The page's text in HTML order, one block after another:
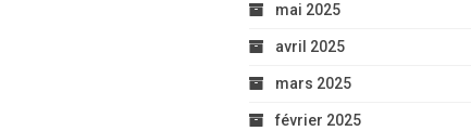
mai 2025
avril 2025
mars 2025
février 2025